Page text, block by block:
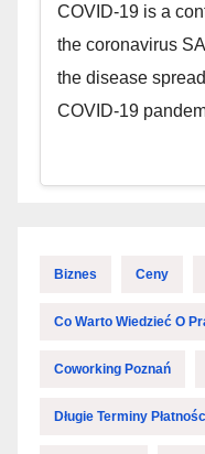
COVID-19 is a
the coronavirus
the disease
COVID-19
Biznes Ceny
Co Warto Wiedzieć O
Coworking Poznań
Długie Terminy